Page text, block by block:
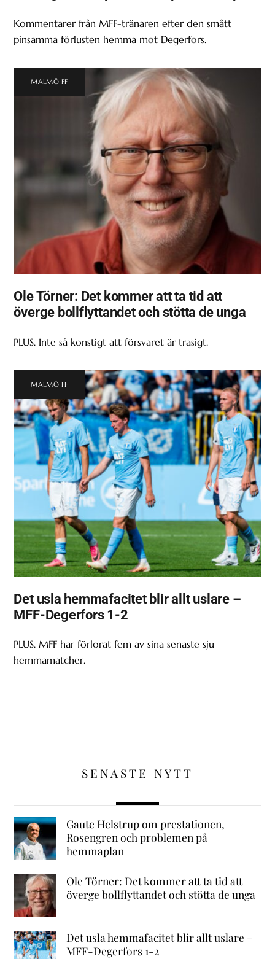
Kommentarer från MFF-tränaren efter den smått
pinsamma förlusten hemma mot Degerfors.
MALMÖ FF
Ole Törner: Det kommer att ta tid att
överge bollflyttandet och stötta de unga
PLUS. Inte så konstigt att försvaret är trasigt.
MALMÖ FF
Det usla hemmafacitet blir allt uslare –
MFF-Degerfors 1-2
PLUS. MFF har förlorat fem av sina senaste sju
hemmamatcher.
SENASTE NYTT
Gaute Helstrup om prestationen,
Rosengren och problemen på
hemmaplan
Ole Törner: Det kommer att ta tid att
överge bollflyttandet och stötta de unga
Det usla hemmafacitet blir allt uslare –
MFF-Degerfors 1-2